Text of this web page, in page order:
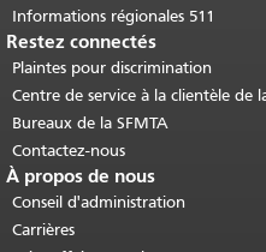
Informations régionales 511
Restez connectés
Plaintes pour discrimination
Centre de service à la clientèle de
Bureaux de la SFMTA
Contactez-nous
À propos de nous
Conseil d'administration
Carrières